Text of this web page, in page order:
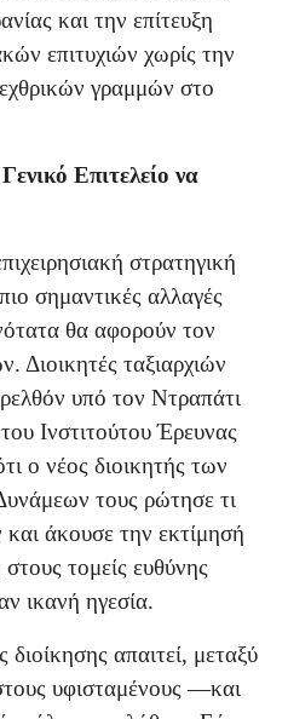
και την επίτευξη
επιτυχιών χωρίς την
γραμμών στο
Επιτελείο να
στρατηγική
σημαντικές αλλαγές
θα αφορούν τον
ταξιαρχιών
υπό τον Ντραπάτι
του Ινστιτούτου Έρευνας
ο νέος διοικητής των
τους ρώτησε τι
και άκουσε την εκτίμησή
τομείς ευθύνης
ικανή ηγεσία.
απαιτεί, μεταξύ
υφισταμένους —και